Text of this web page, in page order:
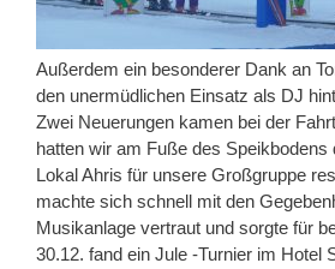
Außerdem ein besonderer Dank an
den unermüdlichen Einsatz als DJ
Zwei Neuerungen kamen bei der
hatten wir am Fuße des Speikbodens
Lokal Ahris für unsere Großgruppe
machte sich schnell mit den
Musikanlage vertraut und sorgte für
30.12. fand ein Jule -Turnier im Hotel